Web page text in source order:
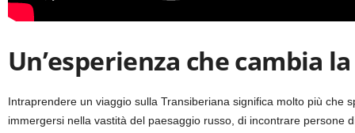
Un’esperienza che cambia
Intraprendere un viaggio sulla Transiberiana significa molto più che
immergersi nella vastità del paesaggio russo, di incontrare